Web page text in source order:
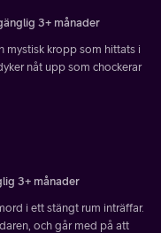
3+ månader
mystisk kropp som hittats i
nåt upp som chockerar
3+ månader
i ett stängt rum inträffar.
och går med på att